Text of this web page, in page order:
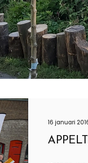
TAG
16 januari